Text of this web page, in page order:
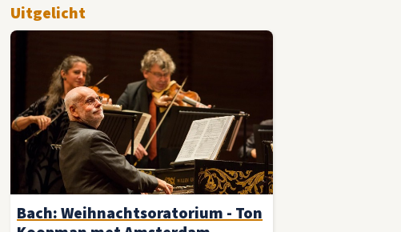
Uitgelicht
Bach: Weihnachtsoratorium - Ton